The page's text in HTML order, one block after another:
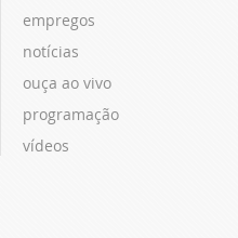
empregos
notícias
ouça ao vivo
programação
vídeos